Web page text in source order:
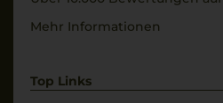
Mehr Informationen
Top Links